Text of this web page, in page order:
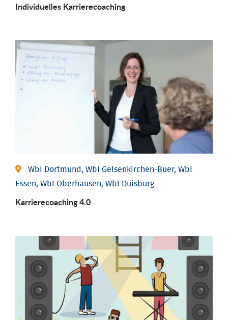
Individu­elles Karrierecoaching
WbI Dortmund, WbI Gelsenkirchen-Buer, WbI
Essen, WbI Oberhausen, WbI Duisburg
Karriere­coaching 4.0